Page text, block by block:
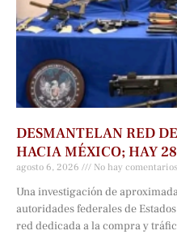
DESMANTELAN RED
HACIA MÉXICO; HAY
agosto 6, 2026 No hay comentarios
Una investigación de
autoridades federales de
red dedicada a la compra y